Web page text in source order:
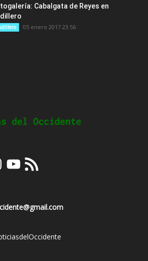
Cabalgata de Reyes en
05 enero 2017 23:56
YouTube
Feed
RSS